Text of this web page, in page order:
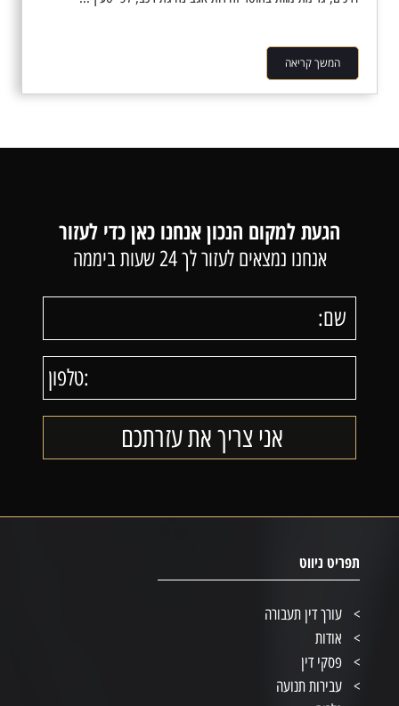
המשך קריאה
הגעת למקום הנכון אנחנו כאן כדי לעזור
אנחנו נמצאים לעזור לך 24 שעות ביממה
תפריט ניווט
עורך דין תעבורה
אודות
פסקי דין
עבירות תנועה